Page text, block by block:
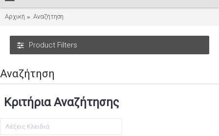
Αρχική Αναζήτηση
Product Filters
Αναζήτηση
Κριτήρια Αναζήτησης